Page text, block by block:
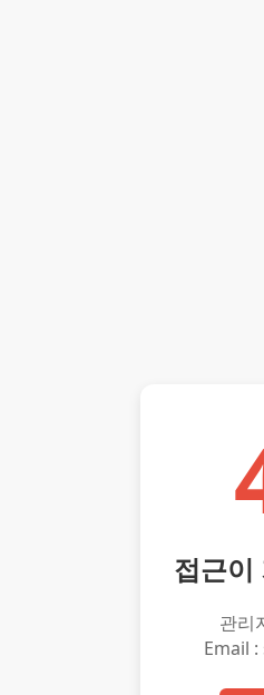
접근이
관리
Email